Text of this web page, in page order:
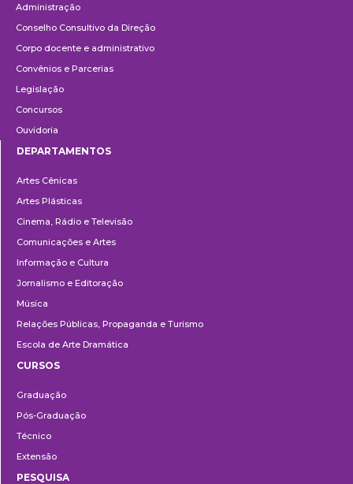
Administração
Conselho Consultivo da Direção
Corpo docente e administrativo
Convênios e Parcerias
Legislação
Concursos
Ouvidoria
DEPARTAMENTOS
Artes Cênicas
Artes Plásticas
Cinema, Rádio e Televisão
Comunicações e Artes
Informação e Cultura
Jornalismo e Editoração
Música
Relações Públicas, Propaganda e Turismo
Escola de Arte Dramática
CURSOS
Graduação
Pós-Graduação
Técnico
Extensão
PESQUISA